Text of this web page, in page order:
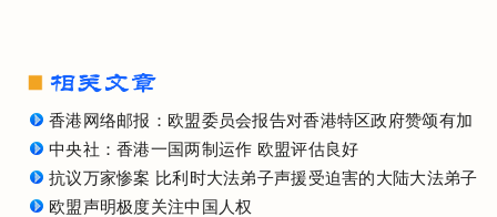
香港网络邮报：欧盟委员会报告对香港特区政府赞颂有加
中央社：香港一国两制运作 欧盟评估良好
抗议万家惨案 比利时大法弟子声援受迫害的大陆大法弟子
欧盟声明极度关注中国人权